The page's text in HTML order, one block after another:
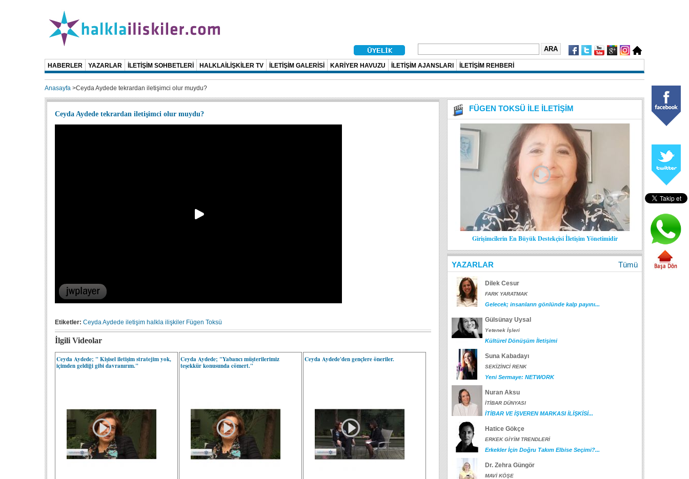
HABERLER YAZARLAR İLETİŞİM SOHBETLERİ HALKLAİLİŞKİLER TV İLETİŞİM GALERİSİ KARİYER HAVUZU İLETİŞİM AJANSLARI İLETİŞİM REHBERİ
Anasayfa >Ceyda Aydede tekrardan iletişimci olur muydu?
Ceyda Aydede tekrardan iletişimci olur muydu?
Etiketler: Ceyda Aydede iletişim halkla ilişkiler Fügen Toksü
İlgili Videolar
Ceyda Aydede; " Kişisel iletişim stratejim yok,
içimden geldiği gibi davranırım."
Ceyda Aydede; "Yabancı müşterilerimiz
teşekkür konusunda cömert."
Ceyda Aydede'den gençlere öneriler.
FÜGEN TOKSÜ İLE İLETİŞİM
Girişimcilerin En Büyük Destekçisi İletişim Yönetimidir
YAZARLAR Tümü
Dilek Cesur
FARK YARATMAK
Gelecek; insanların gönlünde kalp payını...
Gülsünay Uysal
Yetenek İşleri
Kültürel Dönüşüm İletişimi
Suna Kabadayı
SEKİZİNCİ RENK
Yeni Sermaye: NETWORK
Nuran Aksu
İTİBAR DÜNYASI
İTİBAR VE İŞVEREN MARKASI İLİŞKİSİ...
Hatice Gökçe
ERKEK GİYİM TRENDLERİ
Erkekler İçin Doğru Takım Elbise Seçimi?...
Dr. Zehra Güngör
MAVİ KÖŞE